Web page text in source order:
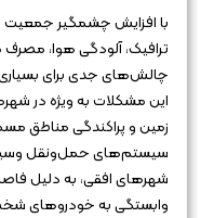
با افزایش چشمگیر
ترافیک، آلودگی هوا،
چالش‌های جدی برای
این مشکلات به ویژه در
زمین و پراکندگی مناطق
سیستم‌های حمل‌ونقل وسیع
شهرهای افقی، به دلیل
وابستگی به خودروهای